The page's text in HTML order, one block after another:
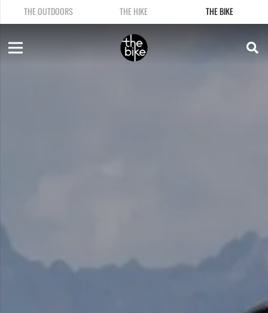
THE OUTDOORS THE HIKE THE BIKE